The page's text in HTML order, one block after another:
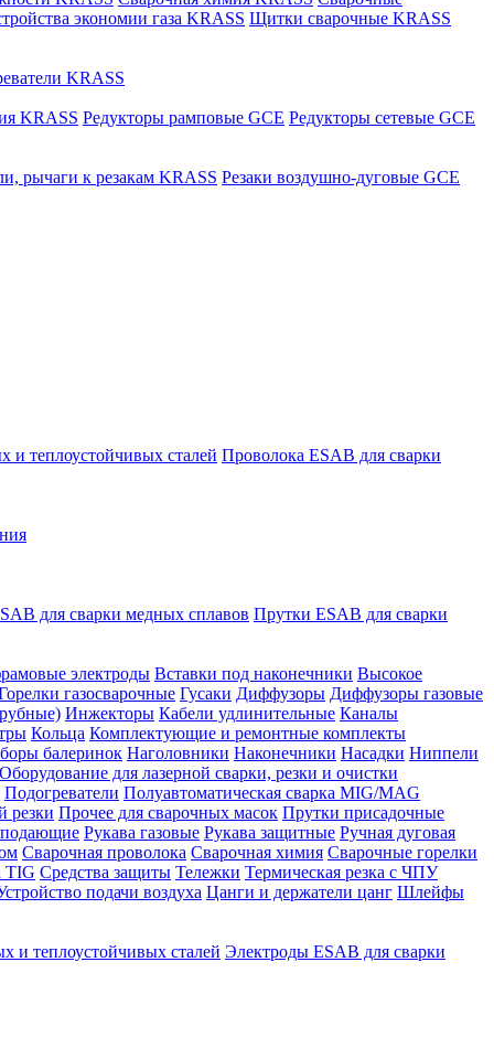
экономии газа KRASS Щитки сварочные KRASS
KRASS
KRASS Редукторы рамповые GCE Редукторы сетевые GCE
рычаги к резакам KRASS Резаки воздушно-дуговые GCE
и теплоустойчивых сталей Проволока ESAB для сварки
для сварки медных сплавов Прутки ESAB для сварки
электроды Вставки под наконечники Высокое
газосварочные Гусаки Диффузоры Диффузоры газовые
Инжекторы Кабели удлинительные Каналы
Кольца Комплектующие и ремонтные комплекты
балеринок Наголовники Наконечники Насадки Ниппели
Оборудование для лазерной сварки, резки и очистки
Подогреватели Полуавтоматическая сварка MIG/MAG
резки Прочее для сварочных масок Прутки присадочные
Рукава газовые Рукава защитные Ручная дуговая
Сварочная проволока Сварочная химия Сварочные горелки
TIG Средства защиты Тележки Термическая резка с ЧПУ
подачи воздуха Цанги и держатели цанг Шлейфы
и теплоустойчивых сталей Электроды ESAB для сварки